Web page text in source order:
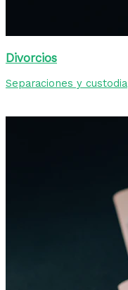
Divorcios
Separaciones y custodia